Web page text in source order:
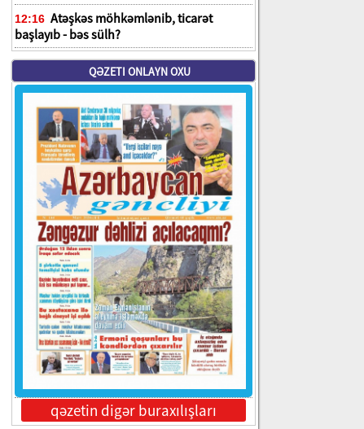
12:16 Atəşkəs möhkəmlənib, ticarət
başlayıb - bəs sülh?
QƏZETI ONLAYN OXU
qəzetin digər buraxılışları